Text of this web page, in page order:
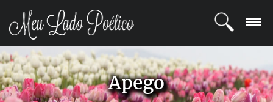
LOGIN
REGISTRO Apego